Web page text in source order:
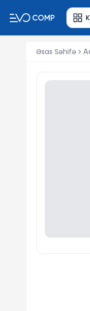
Əsas Səhifə